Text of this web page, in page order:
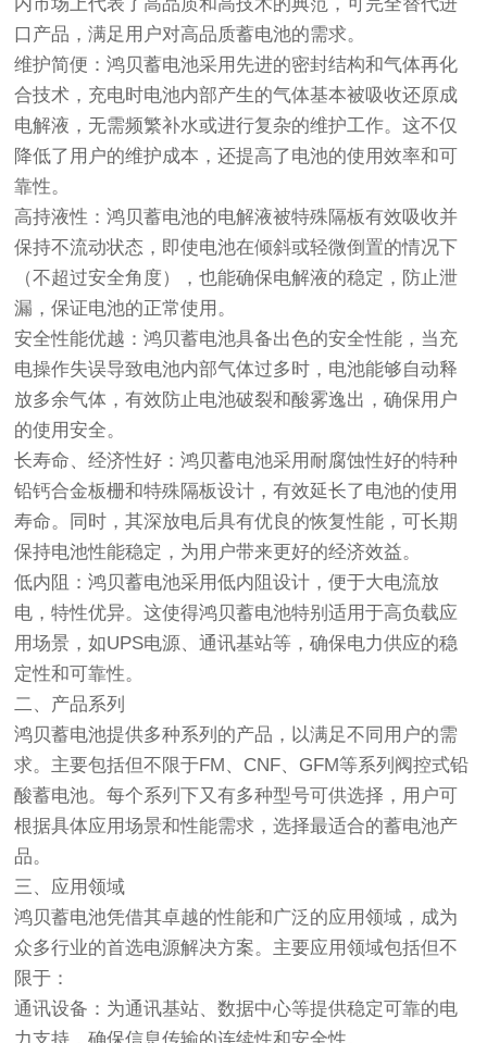
口产品，满足用户对高品质蓄电池的需求。
维护简便 ：鸿贝蓄电池采用先进的密封结构和气体再化
合技术，充电时电池内部产生的气体基本被吸收还原成
电解液，无需频繁补水或进行复杂的维护工作。这不仅
降低了用户的维护成本，还提高了电池的使用效率和可
靠性。
高持液性 ：鸿贝蓄电池的电解液被特殊隔板有效吸收并
保持不流动状态，即使电池在倾斜或轻微倒置的情况下
（不超过安全角度），也能确保电解液的稳定，防止泄
漏，保证电池的正常使用。
安全性能优越 ：鸿贝蓄电池具备出色的安全性能，当充
电操作失误导致电池内部气体过多时，电池能够自动释
放多余气体，有效防止电池破裂和酸雾逸出，确保用户
的使用安全。
长寿命、经济性好 ：鸿贝蓄电池采用耐腐蚀性好的特种
铅钙合金板栅和特殊隔板设计，有效延长了电池的使用
寿命。同时，其深放电后具有优良的恢复性能，可长期
保持电池性能稳定，为用户带来更好的经济效益。
低内阻 ：鸿贝蓄电池采用低内阻设计，便于大电流放
电，特性优异。这使得鸿贝蓄电池特别适用于高负载应
用场景，如UPS电源、通讯基站等，确保电力供应的稳
定性和可靠性。
二、产品系列
鸿贝蓄电池提供多种系列的产品，以满足不同用户的需
求。主要包括但不限于FM、CNF、GFM等系列阀控式铅
酸蓄电池。每个系列下又有多种型号可供选择，用户可
根据具体应用场景和性能需求，选择最适合的蓄电池产
品。
三、应用领域
鸿贝蓄电池凭借其卓越的性能和广泛的应用领域，成为
众多行业的首选电源解决方案。主要应用领域包括但不
限于：
通讯设备 ：为通讯基站、数据中心等提供稳定可靠的电